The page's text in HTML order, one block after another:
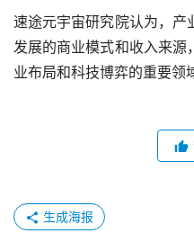
速途元宇宙研究院认为，产
发展的商业模式和收入来源
业布局和科技博弈的重要领
生成海报